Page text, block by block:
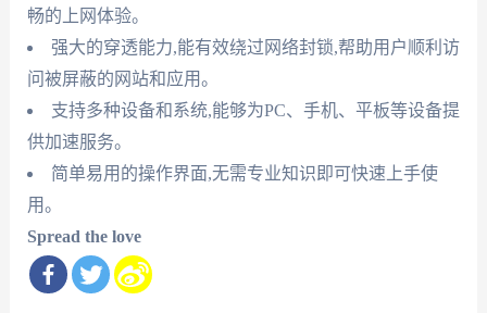
畅的上网体验。
强大的穿透能力,能有效绕过网络封锁,帮助用户顺利访
问被屏蔽的网站和应用。
支持多种设备和系统,能够为PC、手机、平板等设备提
供加速服务。
简单易用的操作界面,无需专业知识即可快速上手使
用。
Spread the love